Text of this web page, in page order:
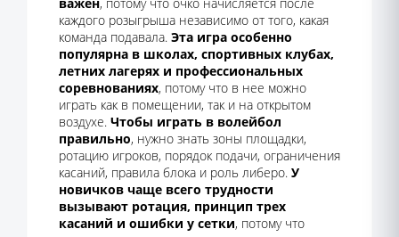
каждого розыгрыша независимо от того, какая
команда подавала. Эта игра особенно
популярна в школах, спортивных клубах,
летних лагерях и профессиональных
соревнованиях, потому что в нее можно
играть как в помещении, так и на открытом
воздухе. Чтобы играть в волейбол
правильно, нужно знать зоны площадки,
ротацию игроков, порядок подачи, ограничения
касаний, правила блока и роль либеро. У
новичков чаще всего трудности
вызывают ротация, принцип трех
касаний и ошибки у сетки, потому что